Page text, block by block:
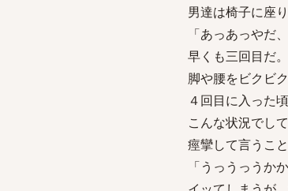
男達は椅子に座
「あっあっやだ
早くも三回目だ
脚や腰をビクビ
４回目に入った
こんな状況でし
痙攣して言うこ
「うっうっうか